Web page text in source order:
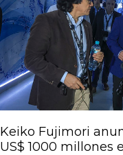
Keiko Fujimori
US$ 1000 millones